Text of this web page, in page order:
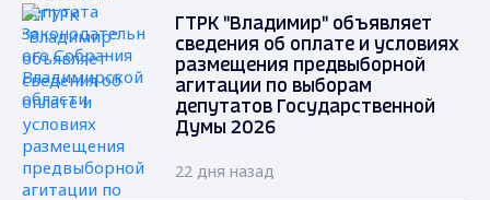
ГТРК "Владимир" объявляет
сведения об оплате и условиях
размещения предвыборной
агитации по выборам
депутатов Государственной
Думы 2026
22 дня назад